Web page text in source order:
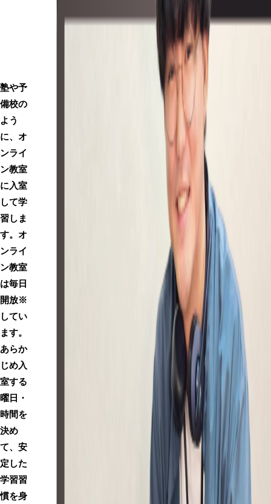
を指
塾や予
備校の
よう
に、オ
ンライ
ン教室
に入室
して学
習しま
す。オ
ンライ
ン教室
は毎日
開放※
してい
ます。
あらか
じめ入
室する
曜日・
時間を
決め
て、安
定した
学習習
慣を身